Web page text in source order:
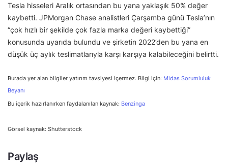
Tesla hisseleri Aralık ortasından bu yana yaklaşık 50% değer
kaybetti. JPMorgan Chase analistleri Çarşamba günü Tesla’nın
“çok hızlı bir şekilde çok fazla marka değeri kaybettiği”
konusunda uyarıda bulundu ve şirketin 2022’den bu yana en
düşük üç aylık teslimatlarıyla karşı karşıya kalabileceğini belirtti.
Burada yer alan bilgiler yatırım tavsiyesi içermez. Bilgi için: Midas Sorumluluk
Beyanı
Bu içerik hazırlanırken faydalanılan kaynak: Benzinga
Görsel kaynak: Shutterstock
Paylaş